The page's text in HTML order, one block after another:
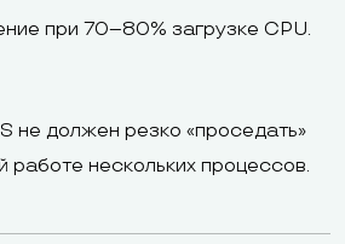
при 70–80% загрузке CPU.
не должен резко «проседать»
работе нескольких процессов.